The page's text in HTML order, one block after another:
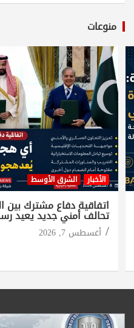
منوعات
الأخبار الشرق الأوسط
اتفاقية دفاع مشترك بين
تحالف أمني جديد يعيد
أغسطس 7, 2026